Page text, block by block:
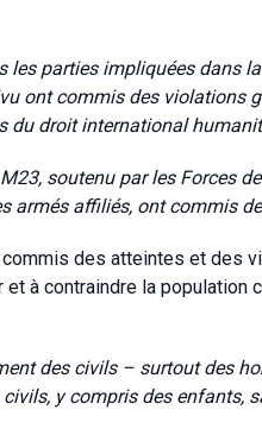
les parties impliquées dans
ont commis des violations
du droit international
soutenu par les Forces
armés affiliés, ont commis
commis des atteintes et
à contraindre la
des civils – surtout des
y compris des enfants,